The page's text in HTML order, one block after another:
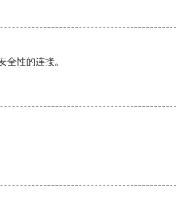
性的连接。